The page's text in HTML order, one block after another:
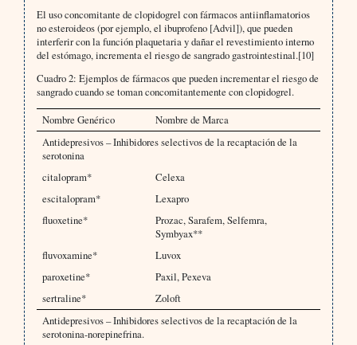
El uso concomitante de clopidogrel con fármacos antiinflamatorios
no esteroideos (por ejemplo, el ibuprofeno [Advil]), que pueden
interferir con la función plaquetaria y dañar el revestimiento interno
del estómago, incrementa el riesgo de sangrado gastrointestinal.[10]
Cuadro 2: Ejemplos de fármacos que pueden incrementar el riesgo de
sangrado cuando se toman concomitantemente con clopidogrel.
Nombre Genérico
Nombre de Marca
Antidepresivos – Inhibidores selectivos de la recaptación de la
serotonina
citalopram*
Celexa
escitalopram*
Lexapro
fluoxetine*
Prozac, Sarafem, Selfemra,
Symbyax**
fluvoxamine*
Luvox
paroxetine*
Paxil, Pexeva
sertraline*
Zoloft
Antidepresivos – Inhibidores selectivos de la recaptación de la
serotonina-norepinefrina.